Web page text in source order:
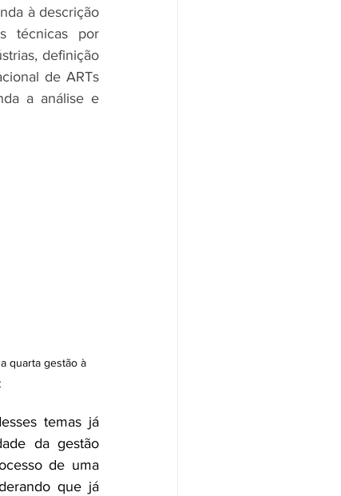
à descrição
técnicas por
definição
de ARTs
a análise e
quarta gestão à
temas já
da gestão
de uma
que já